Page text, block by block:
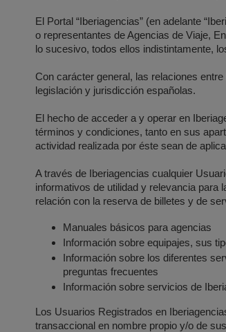
El Portal “Iberiagencias” (en adelante
o representantes de Agencias de Viaje,
lo sucesivo, todos ellos indistintamente,
Con carácter general, las relaciones
legislación y jurisdicción españolas.
El hecho de acceder a y operar en
términos y condiciones, tanto en sus
actividad realizada por éste sean de
A través de Iberiagencias cualquier
informativos de utilidad y relevancia para
relación con la reserva de billetes y de
Manuales básicos para agencias
Información sobre equipajes, sus
Información sobre los diferentes
preguntas frecuentes
Información sobre servicios de
Los Usuarios Registrados en
transaccional en nombre propio y/o de